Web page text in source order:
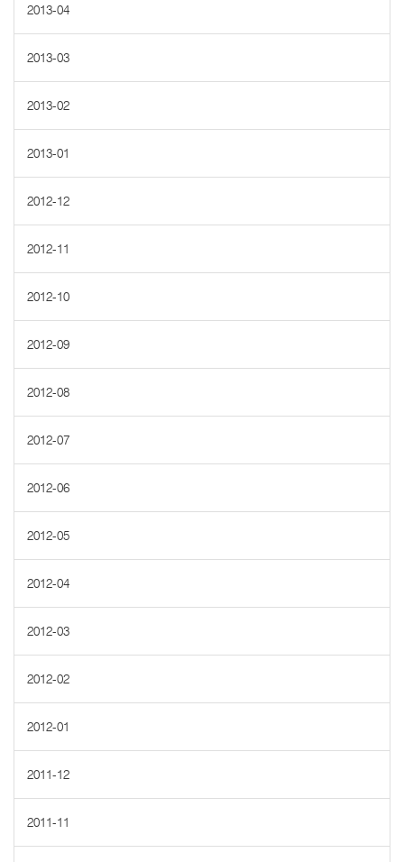
2013-04
2013-03
2013-02
2013-01
2012-12
2012-11
2012-10
2012-09
2012-08
2012-07
2012-06
2012-05
2012-04
2012-03
2012-02
2012-01
2011-12
2011-11